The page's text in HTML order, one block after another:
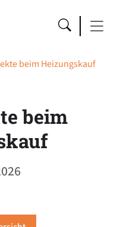
beim Heizungskauf
beim